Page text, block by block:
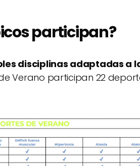
participan?
disciplinas adaptadas a
Verano participan 22